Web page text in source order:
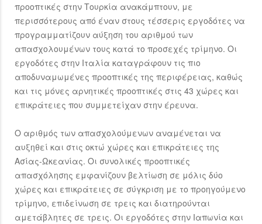
προοπτικές στην Τουρκία ανακάμπτουν, με
περισσότερους από έναν στους τέσσερις εργοδότες να
προγραμματίζουν αύξηση του αριθμού των
απασχολουμένων τους κατά το προσεχές τρίμηνο. Οι
εργοδότες στην Ιταλία καταγράφουν τις πιο
αποδυναμωμένες προοπτικές της περιφέρειας, καθώς
και τις μόνες αρνητικές προοπτικές στις 43 χώρες και
επικράτειες που συμμετείχαν στην έρευνα.
Ο αριθμός των απασχολούμενων αναμένεται να
αυξηθεί και στις οκτώ χώρες και επικράτειες της
Ασίας-Ωκεανίας. Οι συνολικές προοπτικές
απασχόλησης εμφανίζουν βελτίωση σε μόλις δύο
χώρες και επικράτειες σε σύγκριση με το προηγούμενο
τρίμηνο, επιδείνωση σε τρεις και διατηρούνται
αμετάβλητες σε τρεις. Οι εργοδότες στην Ιαπωνία και